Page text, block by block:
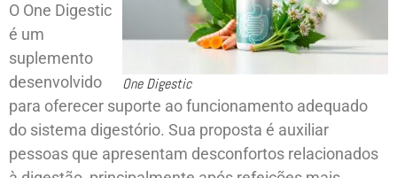
One Digestic
O One Digestic
é um
suplemento
desenvolvido
para oferecer suporte ao funcionamento adequado
do sistema digestório. Sua proposta é auxiliar
pessoas que apresentam desconfortos relacionados